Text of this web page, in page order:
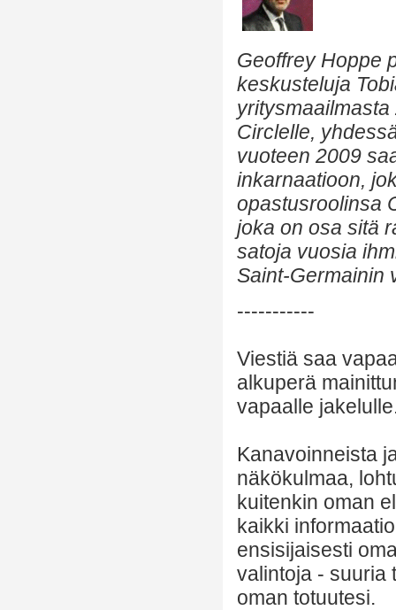
Geoffrey Hoppe
keskusteluja
Circlelle,
vuoteen 2009
inkarnaatioon,
opastusroolinsa
joka on osa sitä
satoja vuosia
Saint-Germainin
-----------
Viestiä saa
alkuperä
vapaalle
Kanavoinneista
näkökulmaa,
kuitenkin oman
kaikki
ensisijaisesti
valintoja - suuria
oman totuutesi.